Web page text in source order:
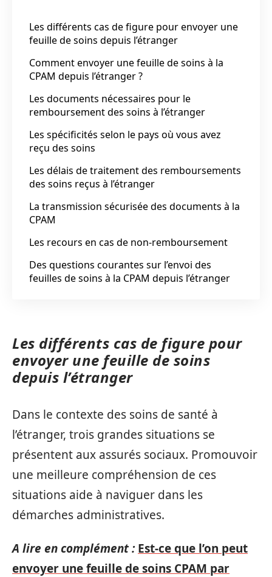
Les différents cas de figure pour envoyer une
feuille de soins depuis l’étranger
Comment envoyer une feuille de soins à la
CPAM depuis l’étranger ?
Les documents nécessaires pour le
remboursement des soins à l’étranger
Les spécificités selon le pays où vous avez
reçu des soins
Les délais de traitement des remboursements
des soins reçus à l’étranger
La transmission sécurisée des documents à la
CPAM
Les recours en cas de non-remboursement
Des questions courantes sur l’envoi des
feuilles de soins à la CPAM depuis l’étranger
Les différents cas de figure pour
envoyer une feuille de soins
depuis l’étranger
Dans le contexte des soins de santé à
l’étranger, trois grandes situations se
présentent aux assurés sociaux. Promouvoir
une meilleure compréhension de ces
situations aide à naviguer dans les
démarches administratives.
A lire en complément : Est-ce que l’on peut
envoyer une feuille de soins CPAM par